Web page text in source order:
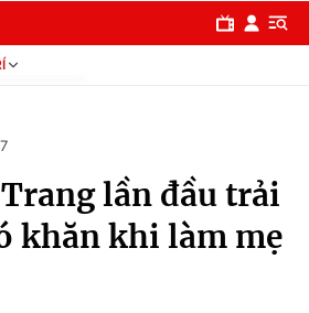
lần đầu trải
khăn khi làm mẹ